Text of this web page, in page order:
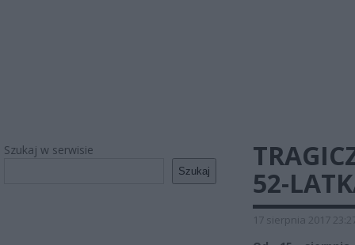
Szukaj w serwisie
Szukaj
52-
17 sierpnia 2017